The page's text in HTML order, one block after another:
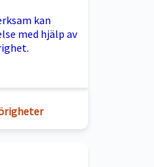
kan
med hjälp av